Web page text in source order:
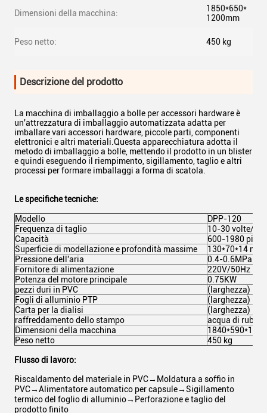
Dimensioni della macchina:
1850*650*
1200mm
Peso netto: 450 kg
Descrizione del prodotto
La macchina di imballaggio a bolle per accessori hardware è
un'attrezzatura di imballaggio automatizzata adatta per
imballare vari accessori hardware, piccole parti, componenti
elettronici e altri materiali.Questa apparecchiatura adotta il
metodo di imballaggio a bolle, mettendo il prodotto in un blister
e quindi eseguendo il riempimento, sigillamento, taglio e altri
processi per formare imballaggi a forma di scatola.
Le specifiche tecniche:
Modello
DPP-120
Frequenza di taglio
10-30 volte/
Capacità
600-1980
Superficie di modellazione e profondità massime
130*70*14 mm
Pressione dell'aria
0.4-0.6MPa
Fornitore di alimentazione
220V/50Hz 2,4
Potenza del motore principale
0.75KW
pezzi duri in PVC
(larghezza)
Fogli di alluminio PTP
(larghezza)
Carta per la dialisi
(larghezza)
raffreddamento dello stampo
acqua di
Dimensioni della macchina
Peso netto
450 kg
Flusso di lavoro:
Riscaldamento del materiale in PVC→Moldatura a soffio in
PVC→Alimentatore automatico per capsule→Sigillamento
termico del foglio di alluminio→Perforazione e taglio del
prodotto finito